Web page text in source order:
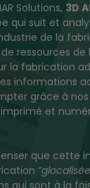
Solutions, 3D
qui suit et
de la
ressources
la fabrication
informations
grâce à
et
que cette
“